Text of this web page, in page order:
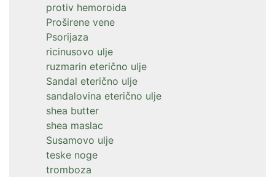
protiv hemoroida
Proširene vene
Psorijaza
ricinusovo ulje
ruzmarin eterično ulje
Sandal eterično ulje
sandalovina eterično ulje
shea butter
shea maslac
Susamovo ulje
teske noge
tromboza